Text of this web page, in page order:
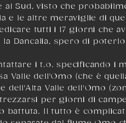
al Sud, visto che
e le altre meraviglie di
tutti i 17 giorni che
la Dancalia, spero di
i t.o. specificando i
Valle dell'Omo (che è
dell'Alta Valle dell'Omo
per giorni di
battuta. Il tutto è